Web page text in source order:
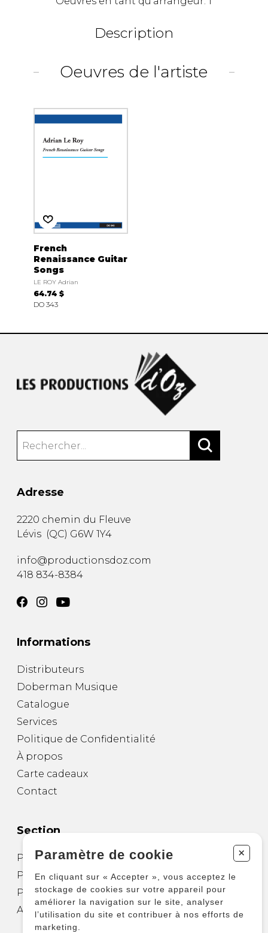
Description
Oeuvres de l'artiste
French
Renaissance Guitar
Songs
LE ROY Adrian
64.74 $
DO 343
Adresse
2220 chemin du Fleuve
Lévis (QC) G6W 1Y4
info@productionsdoz.com
418 834-8384
Informations
Distributeurs
Doberman Musique
Catalogue
Services
Politique de Confidentialité
À propos
Carte cadeaux
Contact
Section
Partitions pour guitare
Partitions pour autres instruments
Partitions pour ensembles
Autres produits
Paramètre de cookie +
En cliquant sur « Accepter », vous acceptez le
stockage de cookies sur votre appareil pour
améliorer la navigation sur le site, analyser
l’utilisation du site et contribuer à nos efforts de
marketing.